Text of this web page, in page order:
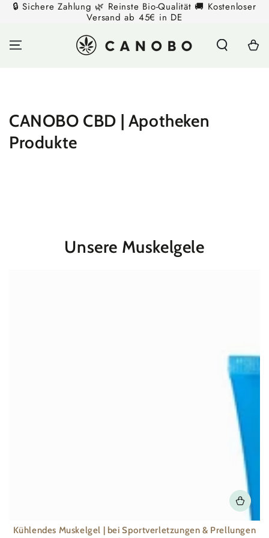
ZUM INHALT
🔒 Sichere Zahlung 🌿 Reinste Bio-Qualität 🚚 Kostenloser
Versand ab 45€ in DE
CANOBO CBD | Apotheken
Produkte
Unsere Muskelgele
Kühlendes Muskelgel | bei Sportverletzungen & Prellungen